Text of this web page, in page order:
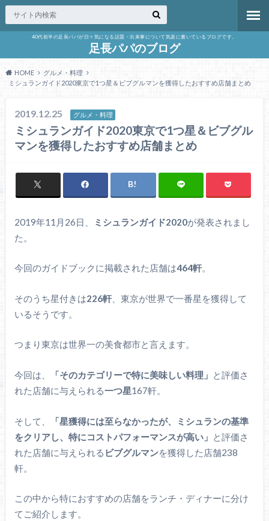
40代前半の足長パパが日々気になる話題・出来事について気楽に書いているブログです。
足長パパのブログ
HOME
グルメ・料理
ミシュランガイド2020東京で1つ星＆ビブグルマンを獲得したおすすめ店舗まとめ
2019.12.25 グルメ・料理
ミシュランガイド2020東京で1つ星＆ビブグル
マンを獲得したおすすめ店舗まとめ
2019年11月26日、 ミシュランガイド2020が発表されまし
た。
今回のガイドブックに掲載された店舗は464軒。
そのうち星付きは226軒、東京が世界で一番星を獲得して
いるそうです。
つまり東京は世界一の美食都市と言えます。
今回は、 「そのカテゴリーで特に美味しい料理」 と評価さ
れた店舗に与えられる一つ星167軒。
そして、
「星獲得には至らなかったが、ミシュランの基準
をクリアし、特にコストパフォーマンスが高い」
と評価さ
れた店舗に与えられる ビブグルマンを獲得した店舗238
軒。
この中から特におすすめの店舗をランチ・ディナーに分け
てご紹介します。